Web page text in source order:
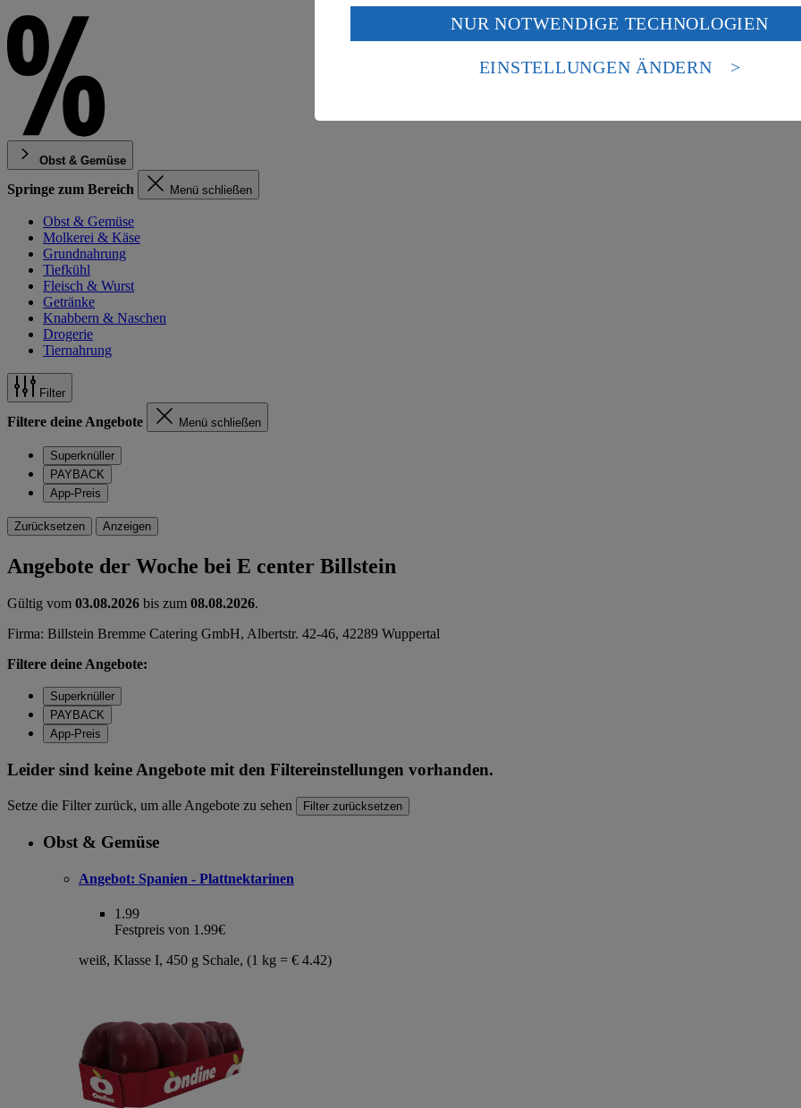
Obst & Gemüse
Springe zum Bereich Menü schließen
Obst & Gemüse
Molkerei & Käse
Grundnahrung
Tiefkühl
Fleisch & Wurst
Getränke
Knabbern & Naschen
Drogerie
Tiernahrung
Filter
Filtere deine Angebote Menü schließen
Superknüller
PAYBACK
App-Preis
Zurücksetzen Anzeigen
Angebote der Woche bei E center Billstein
Gültig vom 03.08.2026 bis zum 08.08.2026.
Firma: Billstein Bremme Catering GmbH, Albertstr. 42-46, 42289 Wuppertal
Filtere deine Angebote:
Superknüller
PAYBACK
App-Preis
Leider sind keine Angebote mit den Filtereinstellungen vorhanden.
Setze die Filter zurück, um alle Angebote zu sehen Filter zurücksetzen
Obst & Gemüse
Angebot: Spanien - Plattnektarinen
1.99
Festpreis von 1.99€
weiß, Klasse I, 450 g Schale, (1 kg = € 4.42)
Wenn du auf „Aktivieren“ klickst, willigst du im Sinne des Art. 49 Abs. 1 Satz 1 lit.
ein, dass deine Daten in den USA verarbeitet werden. Der EuGH sieht die USA als
einem nach europäischen Standards nicht angemessenen Datenschutzniveau an. Es
Risiko eines Zugriffs durch US-amerikanische Behörden.
NUR NOTWENDIGE TECHNOLOGIEN
EINSTELLUNGEN ÄNDERN